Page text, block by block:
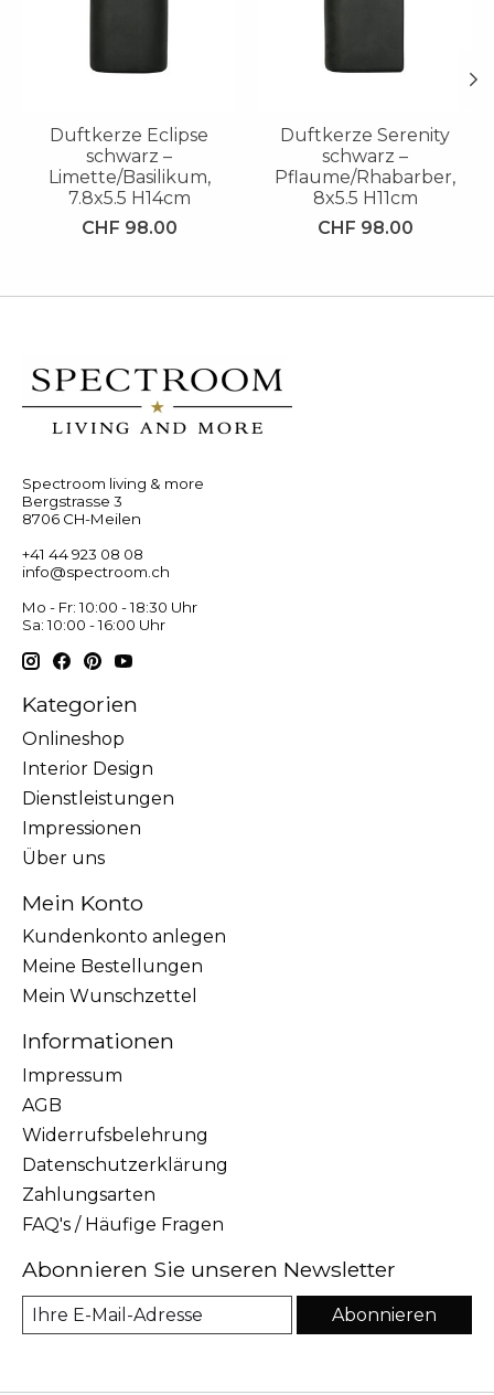
Duftkerze Eclipse
schwarz –
Limette/Basilikum,
7.8x5.5 H14cm
CHF 98.00
Duftkerze Serenity
schwarz –
Pflaume/Rhabarber,
8x5.5 H11cm
CHF 98.00
Spectroom living & more
Bergstrasse 3
8706 CH-Meilen
+41 44 923 08 08
info@spectroom.ch
Mo - Fr: 10:00 - 18:30 Uhr
Sa: 10:00 - 16:00 Uhr
Kategorien
Onlineshop
Interior Design
Dienstleistungen
Impressionen
Über uns
Mein Konto
Kundenkonto anlegen
Meine Bestellungen
Mein Wunschzettel
Informationen
Impressum
AGB
Widerrufsbelehrung
Datenschutzerklärung
Zahlungsarten
FAQ's / Häufige Fragen
Abonnieren Sie unseren Newsletter
Abonnieren